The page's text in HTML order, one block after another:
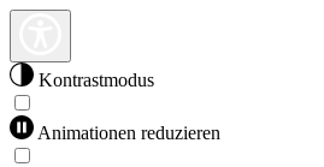
Kontrastmodus
Animationen reduzieren